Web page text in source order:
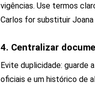
vigências. Use termos
Carlos for substituir
4. Centralizar
Evite duplicidade: guarde
oficiais e um histórico de